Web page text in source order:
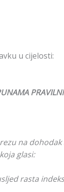
u cijelosti:
na dohodak
glasi:
rasta